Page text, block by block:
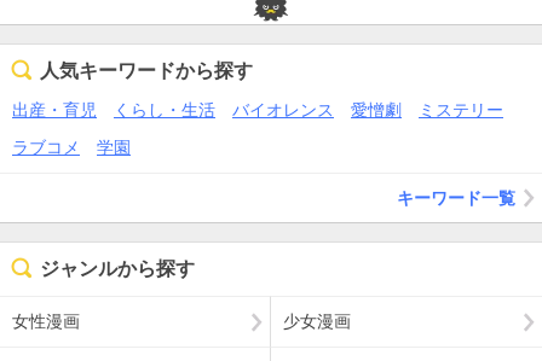
人気キーワードから探す
出産・育児 くらし・生活 バイオレンス 愛憎劇
ミステリー
ラブコメ
学園
キーワード一覧
ジャンルから探す
女性漫画 少女漫画